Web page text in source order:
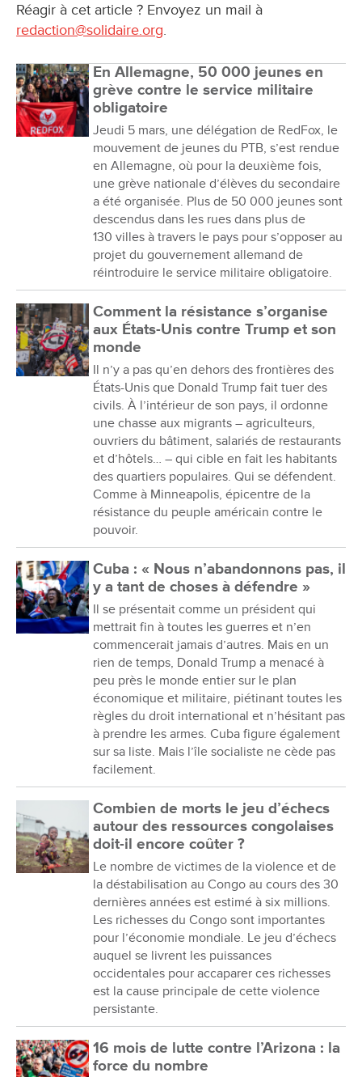
Réagir à cet article ? Envoyez un mail à
redaction@solidaire.org.
En Allemagne, 50 000 jeunes en
grève contre le service militaire
obligatoire
Jeudi 5 mars, une délégation de RedFox, le
mouvement de jeunes du PTB, s’est rendue
en Allemagne, où pour la deuxième fois,
une grève nationale d’élèves du secondaire
a été organisée. Plus de 50 000 jeunes sont
descendus dans les rues dans plus de
130 villes à travers le pays pour s’opposer au
projet du gouvernement allemand de
réintroduire le service militaire obligatoire.
Comment la résistance s’organise
aux États-Unis contre Trump et son
monde
Il n’y a pas qu’en dehors des frontières des
États-Unis que Donald Trump fait tuer des
civils. À l’intérieur de son pays, il ordonne
une chasse aux migrants – agriculteurs,
ouvriers du bâtiment, salariés de restaurants
et d’hôtels… – qui cible en fait les habitants
des quartiers populaires. Qui se défendent.
Comme à Minneapolis, épicentre de la
résistance du peuple américain contre le
pouvoir.
Cuba : « Nous n’abandonnons pas, il
y a tant de choses à défendre »
Il se présentait comme un président qui
mettrait fin à toutes les guerres et n’en
commencerait jamais d’autres. Mais en un
rien de temps, Donald Trump a menacé à
peu près le monde entier sur le plan
économique et militaire, piétinant toutes les
règles du droit international et n’hésitant pas
à prendre les armes. Cuba figure également
sur sa liste. Mais l’île socialiste ne cède pas
facilement.
Combien de morts le jeu d’échecs
autour des ressources congolaises
doit-il encore coûter ?
Le nombre de victimes de la violence et de
la déstabilisation au Congo au cours des 30
dernières années est estimé à six millions.
Les richesses du Congo sont importantes
pour l’économie mondiale. Le jeu d’échecs
auquel se livrent les puissances
occidentales pour accaparer ces richesses
est la cause principale de cette violence
persistante.
16 mois de lutte contre l’Arizona : la
force du nombre